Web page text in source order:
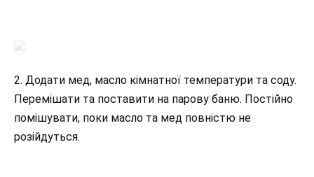
2. Додати мед, масло кімнатної температури та соду.
Перемішати та поставити на парову баню. Постійно
помішувати, поки масло та мед повністю не
розійдуться.